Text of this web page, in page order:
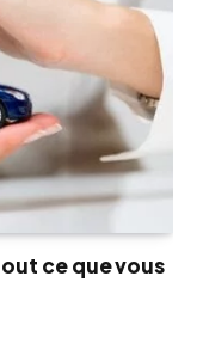
ce que vous